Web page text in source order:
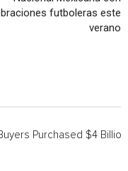
futboleras este
verano
Purchased $4 Billion